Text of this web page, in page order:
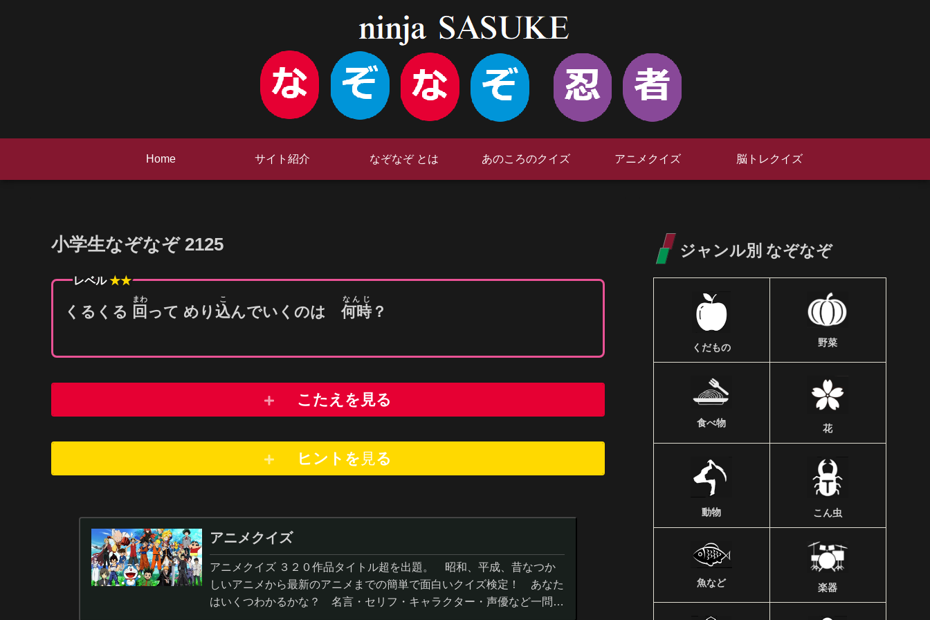
Home サイト紹介 なぞなぞ とは あのころのクイズ アニメクイズ 脳トレクイズ
小学生なぞなぞ 2125
レベル★★
くるくる 回
まわ
って めり 込
こ
んでいくのは 何時
なんじ
？
こたえを見る
ヒントを 見る
アニメクイズ
アニメクイズ ３２０作品タイトル超を出題。 昭和、平成、昔なつか
しいアニメから最新のアニメまでの簡単で面白いクイズ検定！ あなた
はいくつわかるかな？ 名言・セリフ・キャラクター・声優など一問一
ジャンル別 なぞなぞ
くだもの 野菜
食べ物 花
動物 こん虫
魚など 楽器